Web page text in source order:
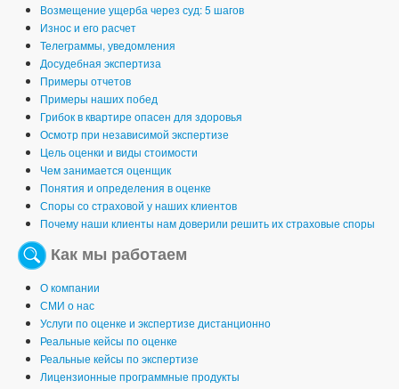
Возмещение ущерба через суд: 5 шагов
Износ и его расчет
Телеграммы, уведомления
Досудебная экспертиза
Примеры отчетов
Примеры наших побед
Грибок в квартире опасен для здоровья
Осмотр при независимой экспертизе
Цель оценки и виды стоимости
Чем занимается оценщик
Понятия и определения в оценке
Споры со страховой у наших клиентов
Почему наши клиенты нам доверили решить их страховые споры
Как мы работаем
О компании
СМИ о нас
Услуги по оценке и экспертизе дистанционно
Реальные кейсы по оценке
Реальные кейсы по экспертизе
Лицензионные программные продукты